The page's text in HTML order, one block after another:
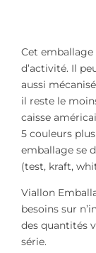
Cet emballage
d’activité. Il
aussi
il reste le
caisse
5 couleurs
emballage se
(test, kraft,
Viallon
besoins sur
des quantités
série.